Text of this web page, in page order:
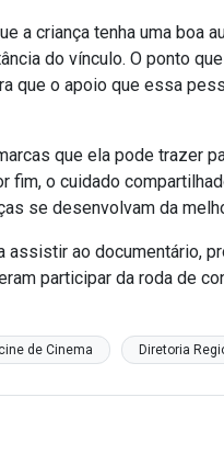
a criança tenha uma boa
do vínculo. O ponto
que o apoio que essa
que ela pode trazer
fim, o cuidado
se desenvolvam da
assistir ao documentário,
participar da roda de
de Cinema Diretoria